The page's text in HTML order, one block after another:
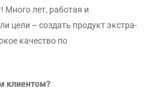
лет, работая и
цели – создать продукт экстра-
качество по
клиентом?